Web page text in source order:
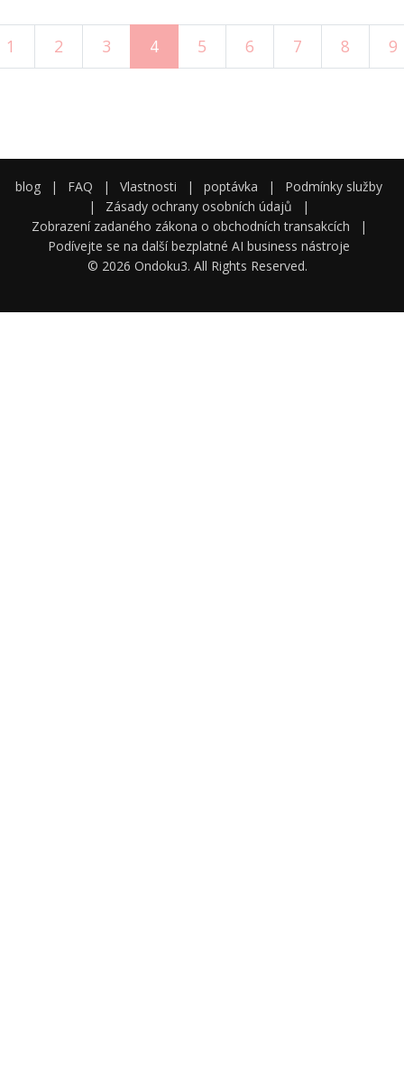
1 2 3 4 5 6 7 8 9
blog | FAQ | Vlastnosti | poptávka |
Podmínky služby
|
Zásady ochrany osobních údajů
|
Zobrazení zadaného zákona o obchodních transakcích
|
Podívejte se na další bezplatné AI business nástroje
© 2026 Ondoku3. All Rights Reserved.